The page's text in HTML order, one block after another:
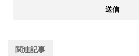
関連記事